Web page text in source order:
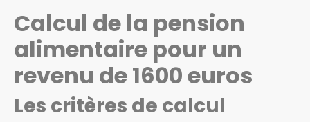
Calcul de la pension
alimentaire pour un
revenu de 1600 euros
Les critères de calcul